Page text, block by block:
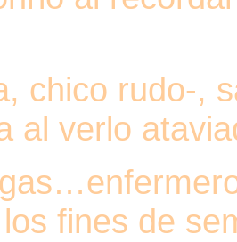
chico rudo-,
al verlo
fines de